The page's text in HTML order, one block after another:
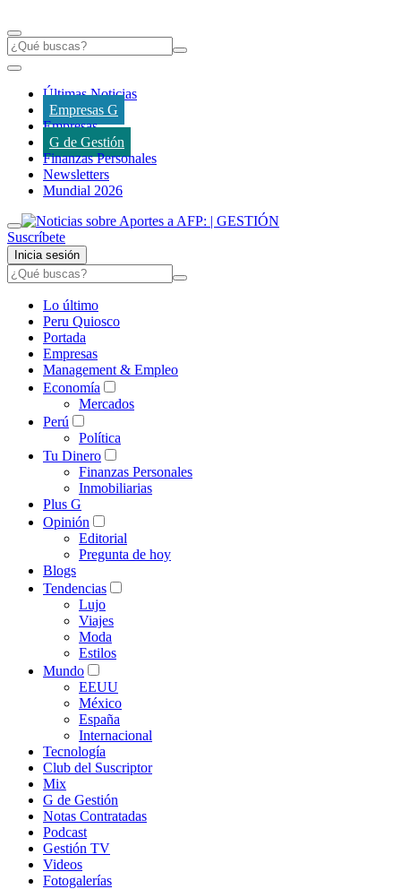
Últimas Noticias
Empresas G
Empresas
G de Gestión
Finanzas Personales
Newsletters
Mundial 2026
Suscríbete
Inicia sesión
Lo último
Peru Quiosco
Portada
Empresas
Management & Empleo
Economía
Mercados
Perú
Política
Tu Dinero
Finanzas Personales
Inmobiliarias
Plus G
Opinión
Editorial
Pregunta de hoy
Blogs
Tendencias
Lujo
Viajes
Moda
Estilos
Mundo
EEUU
México
España
Internacional
Tecnología
Club del Suscriptor
Mix
G de Gestión
Notas Contratadas
Podcast
Gestión TV
Videos
Fotogalerías